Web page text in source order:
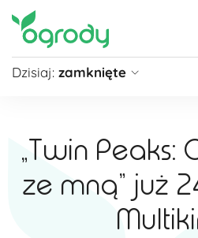
Dzisiaj: zamknięte
Niedziela
Niedziela handlowa
zobacz więcej »
„Twin Peaks:
ze mną” już